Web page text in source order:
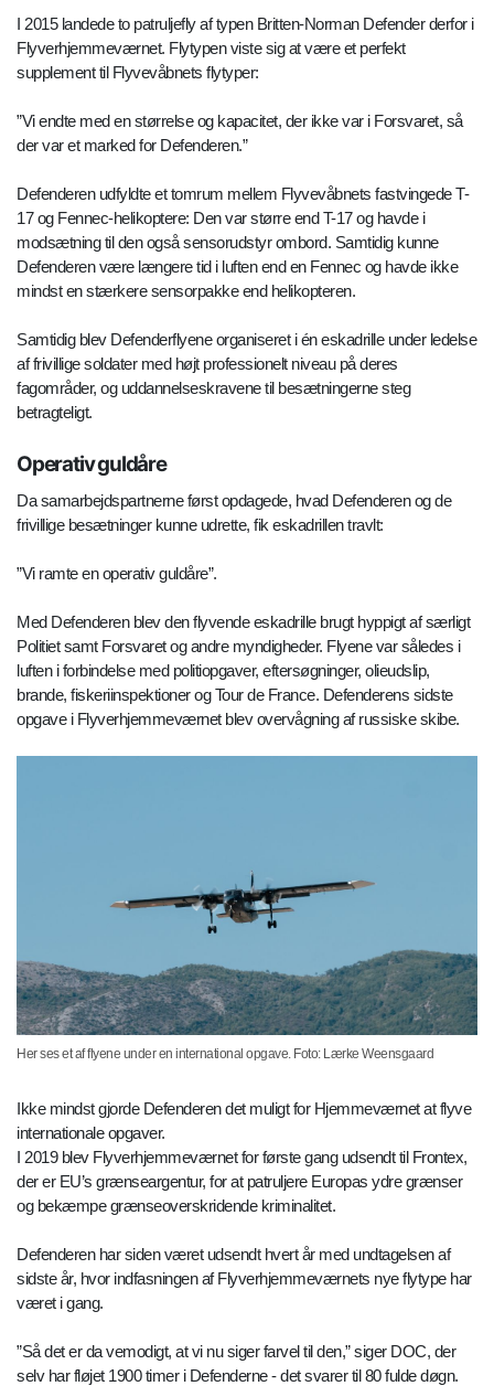
I 2015 landede to patruljefly af typen Britten-Norman Defender derfor i
Flyverhjemmeværnet. Flytypen viste sig at være et perfekt
supplement til Flyvevåbnets flytyper:
”Vi endte med en størrelse og kapacitet, der ikke var i Forsvaret, så
der var et marked for Defenderen.”
Defenderen udfyldte et tomrum mellem Flyvevåbnets fastvingede T-
17 og Fennec-helikoptere: Den var større end T-17 og havde i
modsætning til den også sensorudstyr ombord. Samtidig kunne
Defenderen være længere tid i luften end en Fennec og havde ikke
mindst en stærkere sensorpakke end helikopteren.
Samtidig blev Defenderflyene organiseret i én eskadrille under ledelse
af frivillige soldater med højt professionelt niveau på deres
fagområder, og uddannelseskravene til besætningerne steg
betragteligt.
Operativ guldåre
Da samarbejdspartnerne først opdagede, hvad Defenderen og de
frivillige besætninger kunne udrette, fik eskadrillen travlt:
”Vi ramte en operativ guldåre”.
Med Defenderen blev den flyvende eskadrille brugt hyppigt af særligt
Politiet samt Forsvaret og andre myndigheder. Flyene var således i
luften i forbindelse med politiopgaver, eftersøgninger, olieudslip,
brande, fiskeriinspektioner og Tour de France. Defenderens sidste
opgave i Flyverhjemmeværnet blev overvågning af russiske skibe.
Her ses et af flyene under en international opgave. Foto: Lærke Weensgaard
Ikke mindst gjorde Defenderen det muligt for Hjemmeværnet at flyve
internationale opgaver.
I 2019 blev Flyverhjemmeværnet for første gang udsendt til Frontex,
der er EU’s grænseargentur, for at patruljere Europas ydre grænser
og bekæmpe grænseoverskridende kriminalitet.
Defenderen har siden været udsendt hvert år med undtagelsen af
sidste år, hvor indfasningen af Flyverhjemmeværnets nye flytype har
været i gang.
”Så det er da vemodigt, at vi nu siger farvel til den,” siger DOC, der
selv har fløjet 1900 timer i Defenderne - det svarer til 80 fulde døgn.